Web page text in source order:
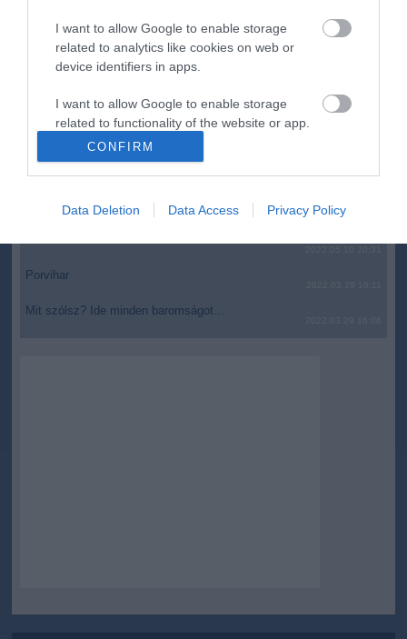
I want to allow Google to enable storage
related to analytics like cookies on web or
device identifiers in apps.
I want to allow Google to enable storage
related to functionality of the website or app.
I want to allow Google to enable storage
related to personalization.
I want to allow Google to enable storage
user protection.
CONFIRM
Data Deletion Data Access Privacy Policy
top cikkek:
top fórum témák:
2022.05.10 21:11
AZ IGAZSÁG SOHA NEM KÉSŐ
2022.05.10 21:07
Porvihar
Mit szólsz? Ide minden baromságot...